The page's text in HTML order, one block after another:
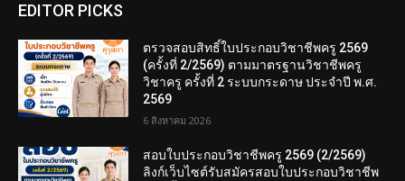
EDITOR PICKS
ตรวจสอบสิทธิ์ใบประกอบวิชาชีพครู 2569
(ครั้งที่ 2/2569) ตามมาตรฐานวิชาชีพครู
วิชาครู ครั้งที่ 2 ระบบกระดาษ ประจำปี พ.ศ.
2569
6 สิงหาคม 2026
สอบใบประกอบวิชาชีพครู 2569 (2/2569)
ลิงก์เว็บไซต์รับสมัครสอบใบประกอบวิชาชีพ